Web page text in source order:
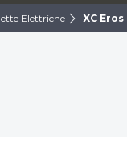
Elettriche XC